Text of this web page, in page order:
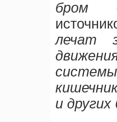
бром
лечат
и других